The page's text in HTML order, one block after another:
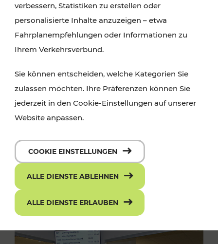
verbessern, Statistiken zu erstellen oder
personalisierte Inhalte anzuzeigen – etwa
Fahrplanempfehlungen oder Informationen zu
Ihrem Verkehrsverbund.
Sie können entscheiden, welche Kategorien Sie
zulassen möchten. Ihre Präferenzen können Sie
jederzeit in den Cookie-Einstellungen auf unserer
Website anpassen.
COOKIE EINSTELLUNGEN
ALLE DIENSTE ABLEHNEN
ALLE DIENSTE ERLAUBEN